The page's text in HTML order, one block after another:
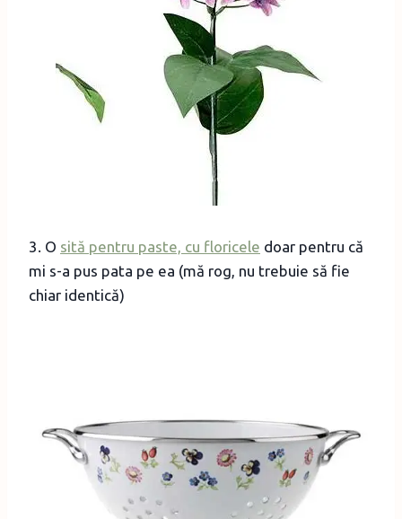
3. O sită pentru paste, cu floricele doar pentru că
mi s-a pus pata pe ea (mă rog, nu trebuie să fie
chiar identică)